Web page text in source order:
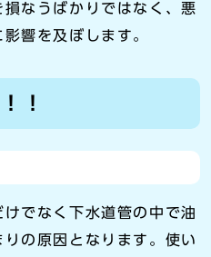
なうばかりではなく、悪
響を及ぼします。
！
でなく下水道管の中で油
の原因となります。使い